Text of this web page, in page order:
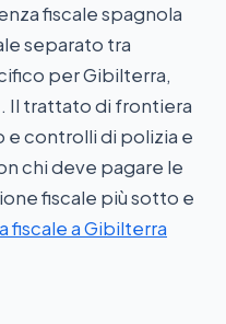
fiscale spagnola
separato tra
per Gibilterra,
Il trattato di frontiera
e controlli di polizia e
chi deve pagare le
fiscale più sotto e
fiscale a Gibilterra